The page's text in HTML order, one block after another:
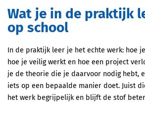
Wat je in de praktijk leert en wat
op school
In de praktijk leer je het echte werk: hoe
hoe je veilig werkt en hoe een project
je de theorie die je daarvoor nodig hebt,
iets op een bepaalde manier doet. Juist
het werk begrijpelijk en blijft de stof